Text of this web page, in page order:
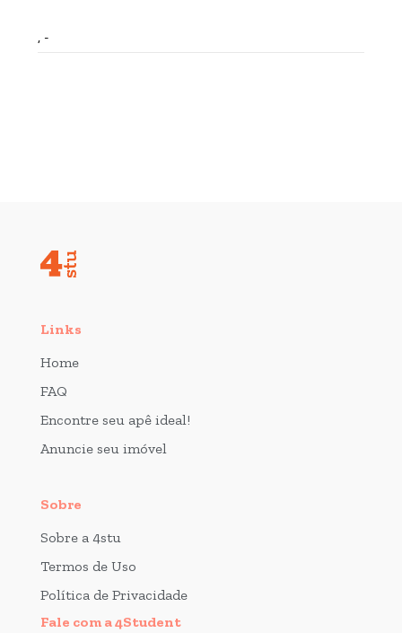
, -
Links
Home
FAQ
Encontre seu apê ideal!
Anuncie seu imóvel
Sobre
Sobre a 4stu
Termos de Uso
Política de Privacidade
Fale com a 4Student